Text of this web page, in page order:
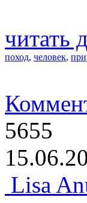
читать
поход, человек,
5655
Lisa